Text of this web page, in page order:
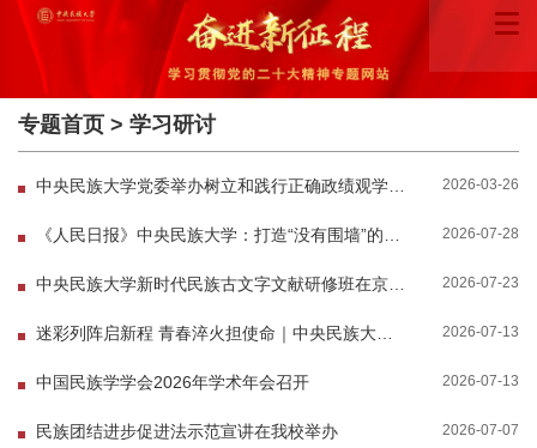
专题首页 > 学习研讨
2026-03-26
2026-07-28
2026-07-23
2026-07-13
中国民族学学会2026年学术年会召开 2026-07-13
民族团结进步促进法示范宣讲在我校举办 2026-07-07